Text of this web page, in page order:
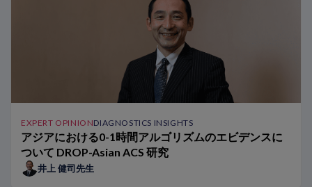
アジアにおける0-1時間アルゴリズムのエビデンスについて
Peptide for Lifeイニシアチブとは？
アジアにおける心不全 – 現在の課題と将来の戦略
2型糖尿病心不全の予防に向けた取り組み ～JCS/JDS合同コ
CANVAS試験：NT-proBNPと心血管疾患（CVD）リスクの低
高感度トロポニンT（hs-TnT）の性別カットオフの臨床的意義
タイの医療機関における0h/1hアルゴリズムのベネフィット
アジア人患者における0h/1hアルゴリズムのベネフィット
NT-proBNPは異なる集団グループで検証されていますか？
NT-proBNP検査は将来的にどのように進化するのでしょうか
EXPERT OPINIONDIAGNOSTICS INSIGHTS
アジアにおける0-1時間アルゴリズムのエビデンスに
ついて DROP-Asian ACS 研究
井上 健司先生